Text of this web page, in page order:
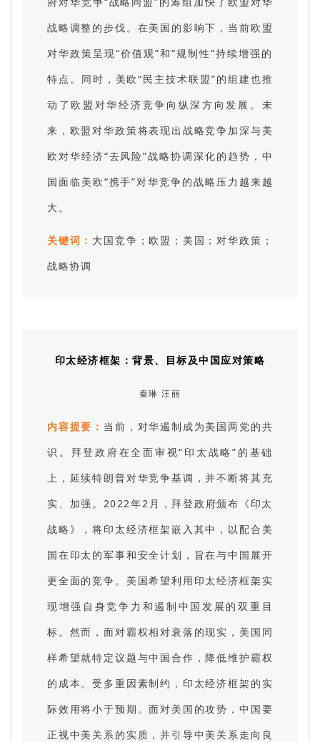
战略调整的步伐。在美国的影响下，当前欧盟
对华政策呈现“价值观”和“规制性”持续增强的
特点。同时，美欧“民主技术联盟”的组建也推
动了欧盟对华经济竞争向纵深方向发展。未
来，欧盟对华政策将表现出战略竞争加深与美
欧对华经济“去风险”战略协调深化的趋势，中
国面临美欧“携手”对华竞争的战略压力越来越
大。
关键词： 大国竞争；欧盟；美国；对华政策；
战略协调
印太经济框架：背景、目标及中国应对策略
秦琳 汪丽
内容提要： 当前，对华遏制成为美国两党的共
识。拜登政府在全面审视“印太战略”的基础
上，延续特朗普对华竞争基调，并不断将其充
实、加强。2022年2月，拜登政府颁布《印太
战略》，将印太经济框架嵌入其中，以配合美
国在印太的军事和安全计划，旨在与中国展开
更全面的竞争。美国希望利用印太经济框架实
现增强自身竞争力和遏制中国发展的双重目
标。然而，面对霸权相对衰落的现实，美国同
样希望就特定议题与中国合作，降低维护霸权
的成本。受多重因素制约，印太经济框架的实
际效用将小于预期。面对美国的攻势，中国要
正视中美关系的实质，并引导中美关系走向良